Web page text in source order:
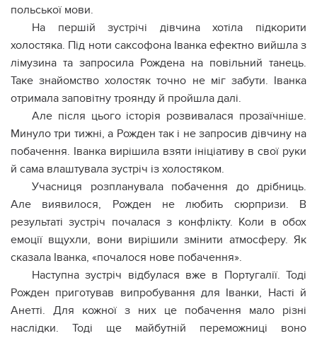
польської мови.
На першій зустрічі дівчина хотіла підкорити
холостяка. Під ноти саксофона Іванка ефектно вийшла з
лімузина та запросила Рождена на повільний танець.
Таке знайомство холостяк точно не міг забути. Іванка
отримала заповітну троянду й пройшла далі.
Але після цього історія розвивалася прозаїчніше.
Минуло три тижні, а Рожден так і не запросив дівчину на
побачення. Іванка вирішила взяти ініціативу в свої руки
й сама влаштувала зустріч із холостяком.
Учасниця розпланувала побачення до дрібниць.
Але виявилося, Рожден не любить сюрпризи. В
результаті зустріч почалася з конфлікту. Коли в обох
емоції вщухли, вони вирішили змінити атмосферу. Як
сказала Іванка, «почалося нове побачення».
Наступна зустріч відбулася вже в Португалії. Тоді
Рожден приготував випробування для Іванки, Насті й
Анетті. Для кожної з них це побачення мало різні
наслідки. Тоді ще майбутній переможниці воно